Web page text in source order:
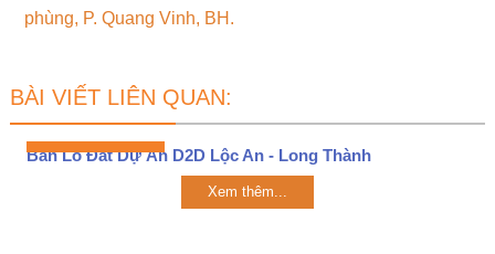
phùng, P. Quang Vinh, BH.
BÀI VIẾT LIÊN QUAN:
Bán Lô Đất Dự Án D2D Lộc An - Long Thành
Xem thêm...